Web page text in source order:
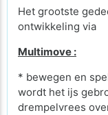
Het grootste
ontwikkeling via
Multimove :
* bewegen en
wordt het ijs
drempelvrees